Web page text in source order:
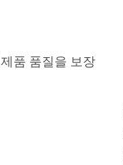
품 품질을 보장